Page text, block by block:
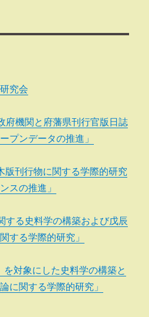
究会
府機関と府藩県刊行官版日誌
プンデータの推進」
版刊行物に関する学際的研究
スの推進」
する史料学の構築および戊辰
する学際的研究」
対象にした史料学の構築と
に関する学際的研究」